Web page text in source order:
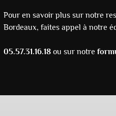
Pour en savoir plus sur notre
Bordeaux, faites appel à notre
05.57.31.16.18 ou sur notre